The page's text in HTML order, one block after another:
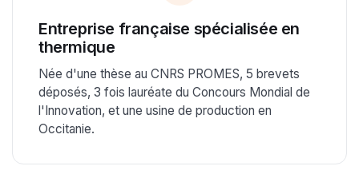
Entreprise française spécialisée en
thermique
Née d'une thèse au CNRS PROMES, 5 brevets
déposés, 3 fois lauréate du Concours Mondial de
l'Innovation, et une usine de production en
Occitanie.